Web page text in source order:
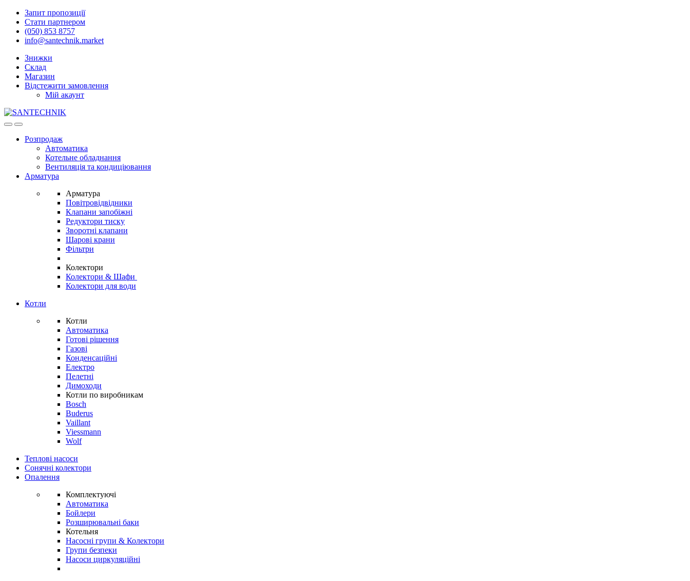
Skip
navigation
Skip
content
Запит пропозиції
Стати партнером
(050) 853 8757
info@santechnik.market
Знижки
Склад
Магазин
Відстежити замовлення
Мій акаунт
OpenClose
Розпродаж
Автоматика
Котельне обладнання
Вентиляція та кондиціювання
Арматура
Арматура
Повітровідвідники
Клапани запобіжні
Редуктори тиску
Зворотні клапани
Шарові крани
Фільтри
Колектори
Колектори & Шафи
Колектори для води
Котли
Котли
Автоматика
Готові рішення
Газові
Конденсаційні
Електро
Пелетні
Димоходи
Котли по виробникам
Bosch
Buderus
Vaillant
Viessmann
Wolf
Теплові насоси
Сонячні колектори
Опалення
Комплектуючі
Автоматика
Бойлери
Розширювальні баки
Котельня
Насосні групи & Колектори
Групи безпеки
Насоси циркуляційні